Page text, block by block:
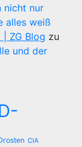
nicht nur
alles weiß
| ZG Blog zu
und der
CIA